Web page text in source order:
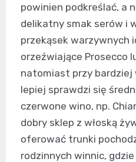
powinien podkreślać, a
delikatny smak serów i
przekąsek warzywnych
orzeźwiające Prosecco
natomiast przy
lepiej sprawdzi się
czerwone wino, np.
dobry sklep z włoską
oferować trunki
rodzinnych winnic,